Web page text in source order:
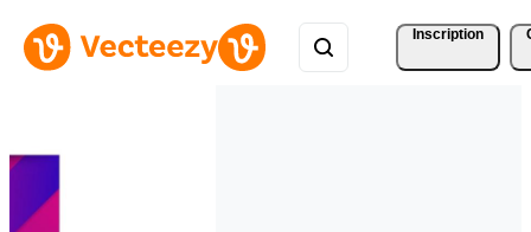
Inscription